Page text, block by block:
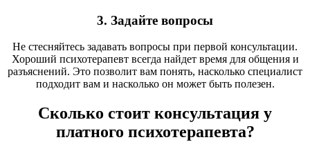
3. Задайте вопросы
Не стесняйтесь задавать вопросы при первой консультации.
Хороший психотерапевт всегда найдет время для общения и
разъяснений. Это позволит вам понять, насколько специалист
подходит вам и насколько он может быть полезен.
Сколько стоит консультация у
платного психотерапевта?